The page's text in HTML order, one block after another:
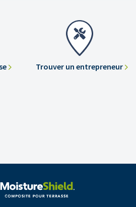
Trouver un entrepreneur